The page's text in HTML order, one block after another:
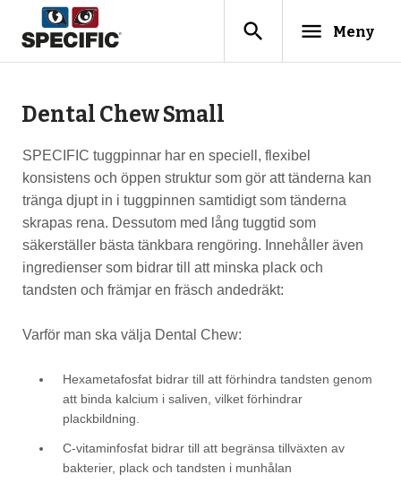
search menu Meny
Dental Chew Small
SPECIFIC tuggpinnar har en speciell, flexibel
konsistens och öppen struktur som gör att tänderna kan
tränga djupt in i tuggpinnen samtidigt som tänderna
skrapas rena. Dessutom med lång tuggtid som
säkerställer bästa tänkbara rengöring. Innehåller även
ingredienser som bidrar till att minska plack och
tandsten och främjar en fräsch andedräkt:
Varför man ska välja Dental Chew:
Hexametafosfat bidrar till att förhindra tandsten genom
att binda kalcium i saliven, vilket förhindrar
plackbildning.
C-vitaminfosfat bidrar till att begränsa tillväxten av
bakterier, plack och tandsten i munhålan